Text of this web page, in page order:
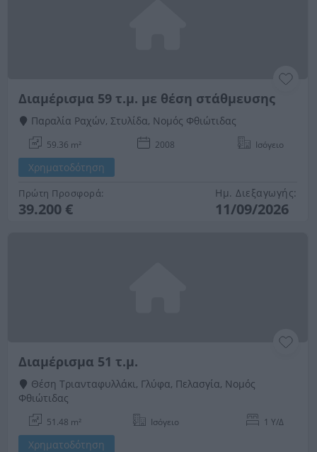
Διαμέρισμα 59 τ.μ. με θέση στάθμευσης
Παραλία Ραχών, Στυλίδα, Νομός Φθιώτιδας
59.36 m² 2008 Ισόγειο
Χρηματοδότηση
Πρώτη Προσφορά:
39.200 €
Ημ. Διεξαγωγής:
11/09/2026
Διαμέρισμα 51 τ.μ.
Θέση Τριανταφυλλάκι, Γλύφα, Πελασγία, Νομός
Φθιώτιδας
51.48 m² Ισόγειο 1 Υ/Δ
Χρηματοδότηση